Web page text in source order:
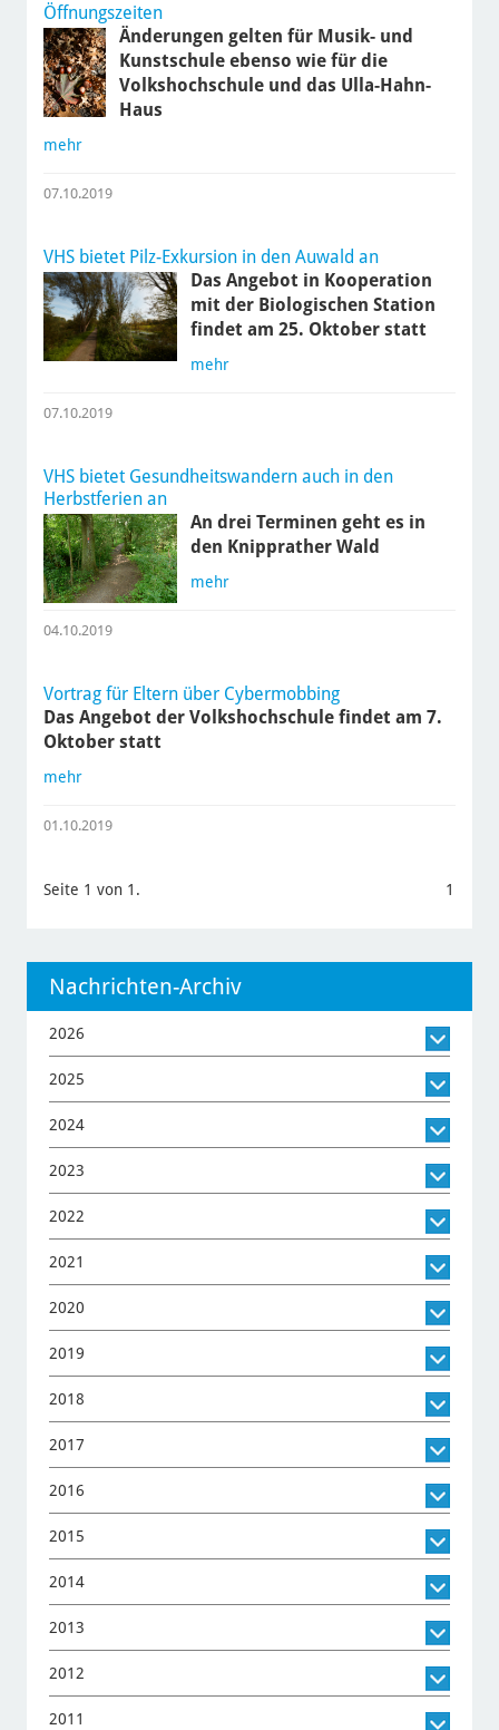
Öffnungszeiten
Änderungen gelten für Musik- und
Kunstschule ebenso wie für die
Volkshochschule und das Ulla-Hahn-
Haus
mehr
07.10.2019
VHS bietet Pilz-Exkursion in den Auwald an
Das Angebot in Kooperation
mit der Biologischen Station
findet am 25. Oktober statt
mehr
07.10.2019
VHS bietet Gesundheitswandern auch in den
Herbstferien an
An drei Terminen geht es in
den Knipprather Wald
mehr
04.10.2019
Vortrag für Eltern über Cybermobbing
Das Angebot der Volkshochschule findet am 7.
Oktober statt
mehr
01.10.2019
Seite 1 von 1. 1
Nachrichten-Archiv
2026
2025
2024
2023
2022
2021
2020
2019
2018
2017
2016
2015
2014
2013
2012
2011